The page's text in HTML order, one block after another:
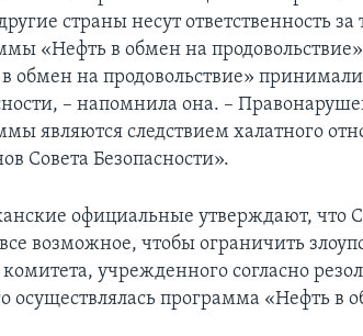
страны несут ответственность
«Нефть в обмен на
обмен на продовольствие»
– напомнила она. –
являются следствием халатного
Совета Безопасности».
официальные утверждают, что
возможное, чтобы ограничить
учрежденного согласно
осуществлялась программа «Нефть в